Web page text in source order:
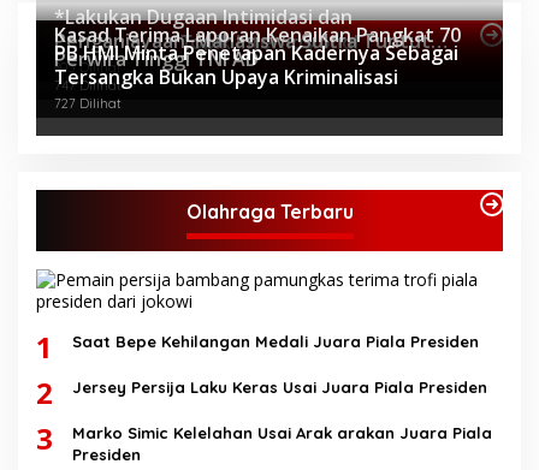
Topik Internasional
*Lakukan Dugaan Intimidasi dan
Penganiayaan, Mahasiswa Sultra Tuntut
Pemecatan Pj Bupati Buton Selatan*
805 Dilihat
Kasad Terima Laporan Kenaikan Pangkat 70
Perwira Tinggi TNI AD
747 Dilihat
PB HMI Minta Penetapan Kadernya Sebagai
Tersangka Bukan Upaya Kriminalisasi
727 Dilihat
Olahraga Terbaru
1 Saat Bepe Kehilangan Medali Juara Piala Presiden
2 Jersey Persija Laku Keras Usai Juara Piala Presiden
3
Marko Simic Kelelahan Usai Arak arakan Juara Piala
Presiden